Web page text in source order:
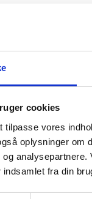
cookies
tilpasse vores
oplysninger om
fra din